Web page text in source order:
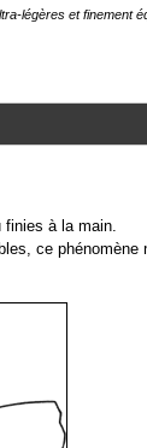
légères et finement
finies à la main.
ce phénomène